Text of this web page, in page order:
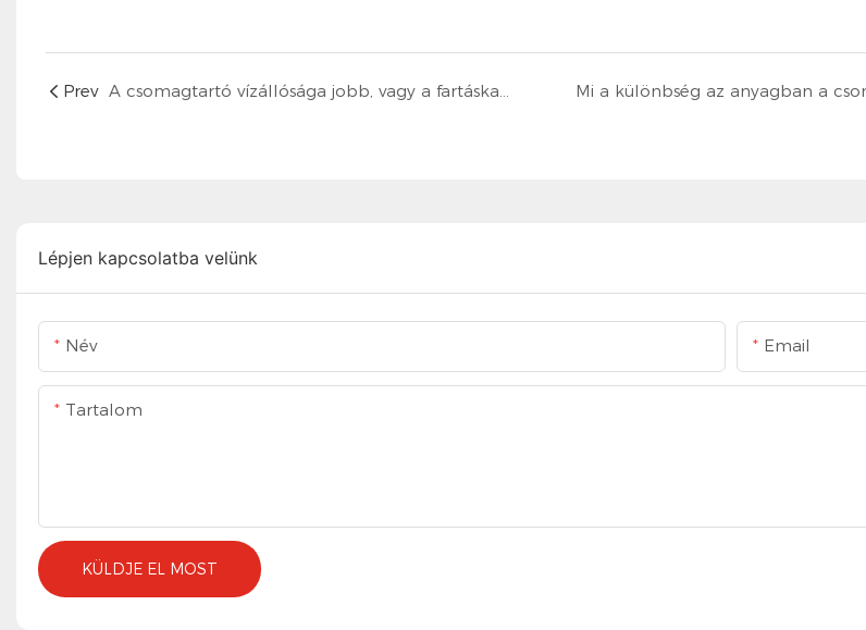
Prev A csomagtartó vízállósága jobb, vagy a fartáska jobb?
Lépjen kapcsolatba velünk
Név Email
Tartalom
KÜLDJE EL MOST